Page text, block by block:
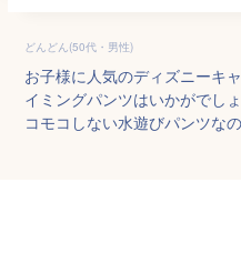
どんどん(50代・男性)
お子様に人気のディズニーキ
イミングパンツはいかがでし
コモコしない水遊びパンツな